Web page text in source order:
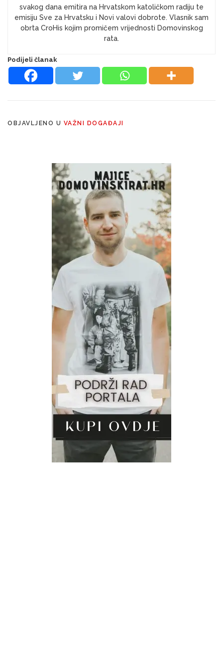
svakog dana emitira na Hrvatskom katoličkom radiju te
emisiju Sve za Hrvatsku i Novi valovi dobrote. Vlasnik sam
obrta CroHis kojim promičem vrijednosti Domovinskog
rata.
Podijeli članak
OBJAVLJENO U VAŽNI DOGAĐAJI